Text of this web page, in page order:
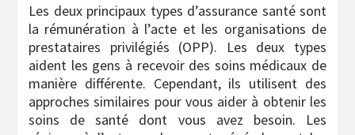
Les deux principaux types d’assurance santé sont
la rémunération à l’acte et les organisations de
prestataires privilégiés (OPP). Les deux types
aident les gens à recevoir des soins médicaux de
manière différente. Cependant, ils utilisent des
approches similaires pour vous aider à obtenir les
soins de santé dont vous avez besoin. Les